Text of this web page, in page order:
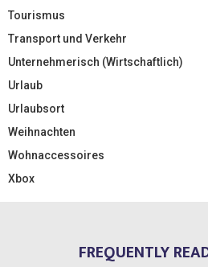
Tourismus
Transport und Verkehr
Unternehmerisch (Wirtschaftlich)
Urlaub
Urlaubsort
Weihnachten
Wohnaccessoires
Xbox
FREQUENTLY